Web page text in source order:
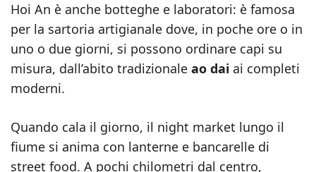
Hoi An è anche botteghe e laboratori: è famosa
per la sartoria artigianale dove, in poche ore o in
uno o due giorni, si possono ordinare capi su
misura, dall’abito tradizionale ao dai ai completi
moderni.
Quando cala il giorno, il night market lungo il
fiume si anima con lanterne e bancarelle di
street food. A pochi chilometri dal centro,